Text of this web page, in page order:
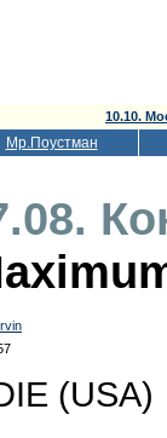
10.10.
Мр.Поустман
(USA)